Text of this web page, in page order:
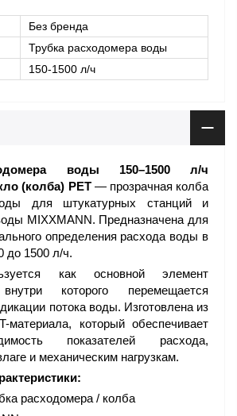
Без бренда
Трубка расходомера воды
150-1500 л/ч
воды 150–1500 л/ч
(колба) PET— прозрачная колба
для штукатурных станций и
MIXXMANN. Предназначена для
определения расхода воды в
до 1500 л/ч.
как основной элемент
которого перемещается
потока воды. Изготовлена из
материала, который обеспечивает
показателей расхода,
и механическим нагрузкам.
расходомера / колба